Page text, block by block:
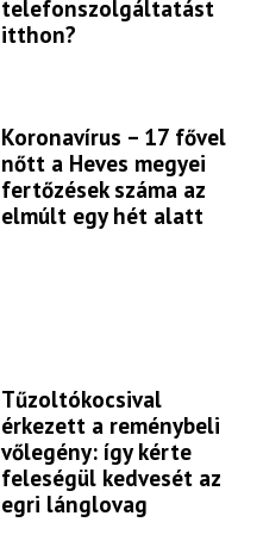
telefonszolgáltatást
itthon?
Koronavírus – 17 fővel
nőtt a Heves megyei
fertőzések száma az
elmúlt egy hét alatt
Tűzoltókocsival
érkezett a reménybeli
vőlegény: így kérte
feleségül kedvesét az
egri lánglovag